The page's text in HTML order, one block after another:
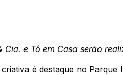
Cia. e Tô em Casa serão
é destaque no Parque